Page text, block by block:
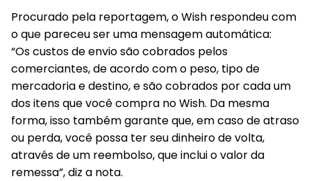
Procurado pela reportagem, o Wish respondeu com
o que pareceu ser uma mensagem automática:
“Os custos de envio são cobrados pelos
comerciantes, de acordo com o peso, tipo de
mercadoria e destino, e são cobrados por cada um
dos itens que você compra no Wish. Da mesma
forma, isso também garante que, em caso de atraso
ou perda, você possa ter seu dinheiro de volta,
através de um reembolso, que inclui o valor da
remessa”, diz a nota.